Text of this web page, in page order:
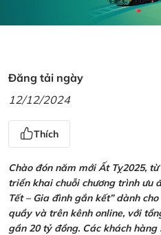
Đăng tải ngày
12/12/2024
Thích
Chào đón năm mới Ất Tỵ2025,
triển khai chuỗi chương trình ưu
Tết – Gia đình gắn kết” dành
quầy và trên kênh online, với
gần 20 tỷ đồng. Các khách